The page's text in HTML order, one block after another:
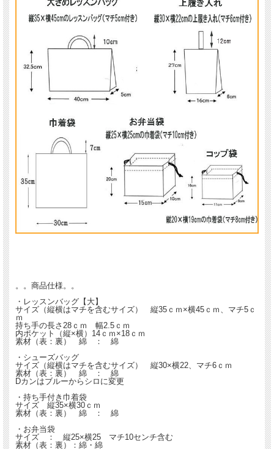
。。商品仕様。。
・レッスンバッグ【大】
サイズ（縦横はマチを含むサイズ） 縦35ｃｍ×横45ｃｍ、マチ5ｃ
ｍ
持ち手の長さ28ｃｍ 幅2.5ｃｍ
内ポケット（縦×横）14ｃｍ×18ｃｍ
素材（表：裏） 綿 ： 綿
・シューズバッグ
サイズ（縦横はマチを含むサイズ） 縦30×横22、マチ6ｃｍ
素材（表：裏） 綿 ： 綿
Dカンはブルーからシロに変更
・持ち手付き巾着袋
サイズ 縦35×横30ｃｍ
素材（表：裏） 綿 ： 綿
・お弁当袋
サイズ ： 縦25×横25 マチ10センチ含む
素材（表：裏）：綿・綿